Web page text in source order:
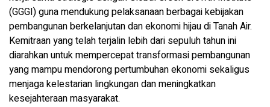
(GGGI) guna mendukung pelaksanaan berbagai kebijakan
pembangunan berkelanjutan dan ekonomi hijau di Tanah Air.
Kemitraan yang telah terjalin lebih dari sepuluh tahun ini
diarahkan untuk mempercepat transformasi pembangunan
yang mampu mendorong pertumbuhan ekonomi sekaligus
menjaga kelestarian lingkungan dan meningkatkan
kesejahteraan masyarakat.